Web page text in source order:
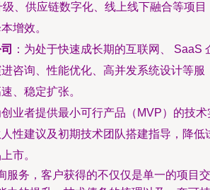
、供应链数字化、线上线下融合等项目
增效。
：为处于快速成长期的互联网、 SaaS
咨询、性能优化、高并发系统设计等服
、稳定扩张。
创业者提供最小可行产品（MVP）的技术
性建议及初期技术团队搭建指导，降低
市。
服务，客户获得的不仅仅是单一的项目交